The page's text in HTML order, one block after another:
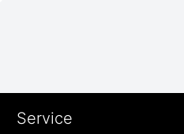
Service